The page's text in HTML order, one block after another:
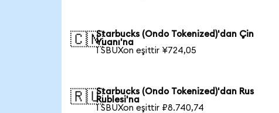
🇨🇳Starbucks (Ondo Tokenized)'dan Çin
Yuanı'na
1 SBUXon eşittir ¥724,05
🇷🇺Starbucks (Ondo Tokenized)'dan Rus
Rublesi'na
1 SBUXon eşittir ₽8.740,74